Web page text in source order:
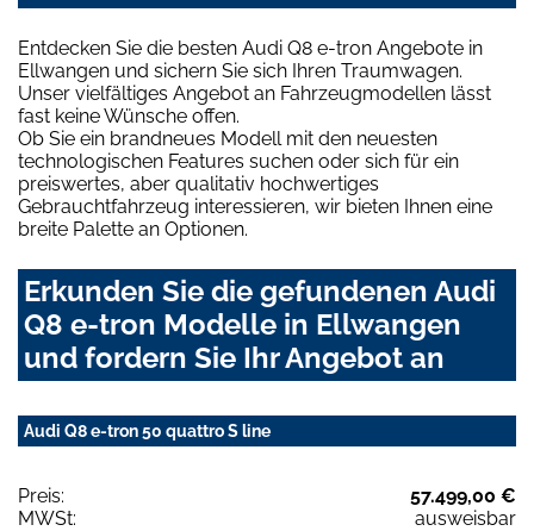
Entdecken Sie die besten Audi Q8 e-tron Angebote in
Ellwangen und sichern Sie sich Ihren Traumwagen.
Unser vielfältiges Angebot an Fahrzeugmodellen lässt
fast keine Wünsche offen.
Ob Sie ein brandneues Modell mit den neuesten
technologischen Features suchen oder sich für ein
preiswertes, aber qualitativ hochwertiges
Gebrauchtfahrzeug interessieren, wir bieten Ihnen eine
breite Palette an Optionen.
Erkunden Sie die gefundenen Audi
Q8 e-tron Modelle in Ellwangen
und fordern Sie Ihr Angebot an
Audi Q8 e-tron 50 quattro S line
Preis:
57.499,00 €
MWSt:
ausweisbar